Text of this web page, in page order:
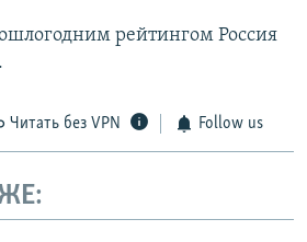
рейтингом Россия
Читать без VPN Follow us